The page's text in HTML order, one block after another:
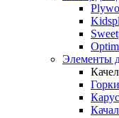
Элементы
Горки